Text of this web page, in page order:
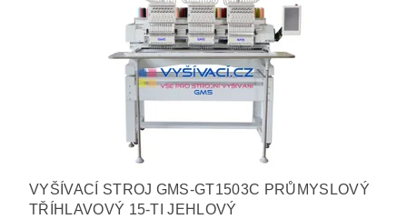
VYŠÍVACÍ STROJ GMS-GT1503C PRŮMYSLOVÝ
TŘÍHLAVOVÝ 15-TI JEHLOVÝ